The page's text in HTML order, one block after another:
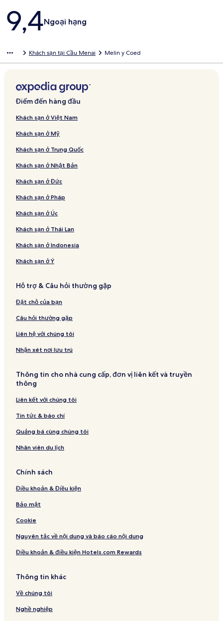
Nhận
xét
9,4Ngoại hạng
Khách sạn tại Cầu Menai Melin y Coed
Điểm đến hàng đầu
Khách sạn ở Việt Nam
Khách sạn ở Mỹ
Khách sạn ở Trung Quốc
Khách sạn ở Nhật Bản
Khách sạn ở Đức
Khách sạn ở Pháp
Khách sạn ở Úc
Khách sạn ở Thái Lan
Khách sạn ở Indonesia
Khách sạn ở Ý
Hỗ trợ & Câu hỏi thường gặp
Đặt chỗ của bạn
Câu hỏi thường gặp
Liên hệ với chúng tôi
Nhận xét nơi lưu trú
Thông tin cho nhà cung cấp, đơn vị liên kết và truyền
thông
Liên kết với chúng tôi
Tin tức & báo chí
Quảng bá cùng chúng tôi
Nhân viên du lịch
Chính sách
Điều khoản & Điều kiện
Bảo mật
Cookie
Nguyên tắc về nội dung và báo cáo nội dung
Điều khoản & điều kiện Hotels.com Rewards
Thông tin khác
Về chúng tôi
Nghề nghiệp